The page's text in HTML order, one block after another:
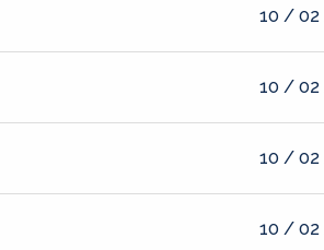
10 /
10 /
10 /
10 /